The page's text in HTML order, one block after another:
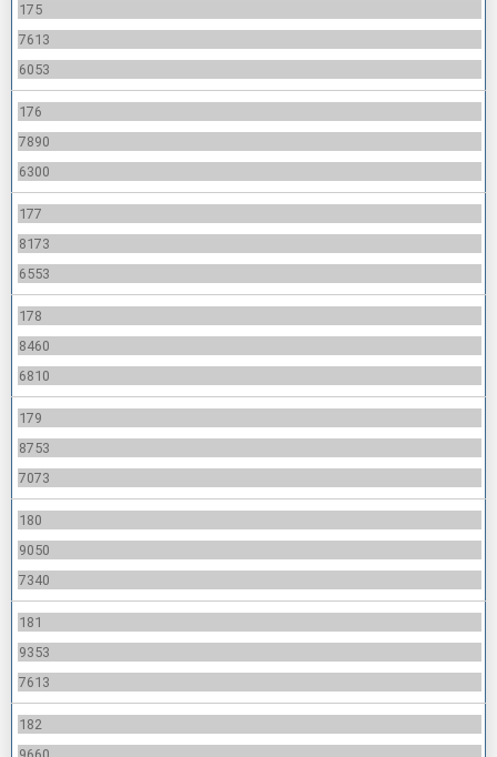
175
7613
6053
176
7890
6300
177
8173
6553
178
8460
6810
179
8753
7073
180
9050
7340
181
9353
7613
182